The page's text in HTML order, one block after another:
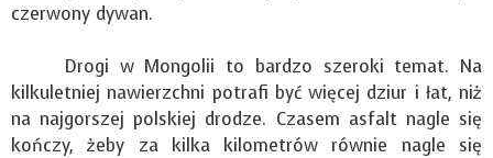
czerwony dywan.
Drogi w Mongolii to bardzo szeroki temat. Na
kilkuletniej nawierzchni potrafi być więcej dziur i łat, niż
na najgorszej polskiej drodze. Czasem asfalt nagle się
kończy, żeby za kilka kilometrów równie nagle się